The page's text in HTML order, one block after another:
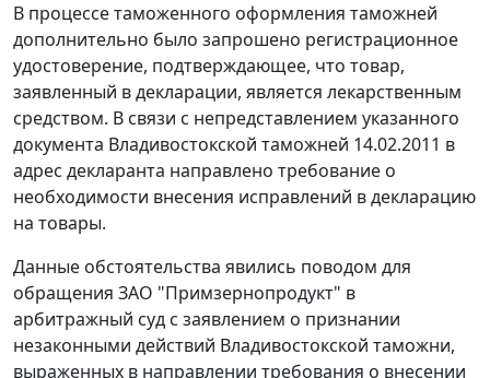
В процессе таможенного оформления таможней
дополнительно было запрошено регистрационное
удостоверение, подтверждающее, что товар,
заявленный в декларации, является лекарственным
средством. В связи с непредставлением указанного
документа Владивостокской таможней 14.02.2011 в
адрес декларанта направлено требование о
необходимости внесения исправлений в декларацию
на товары.
Данные обстоятельства явились поводом для
обращения ЗАО "Примзернопродукт" в
арбитражный суд с заявлением о признании
незаконными действий Владивостокской таможни,
выраженных в направлении требования о внесении